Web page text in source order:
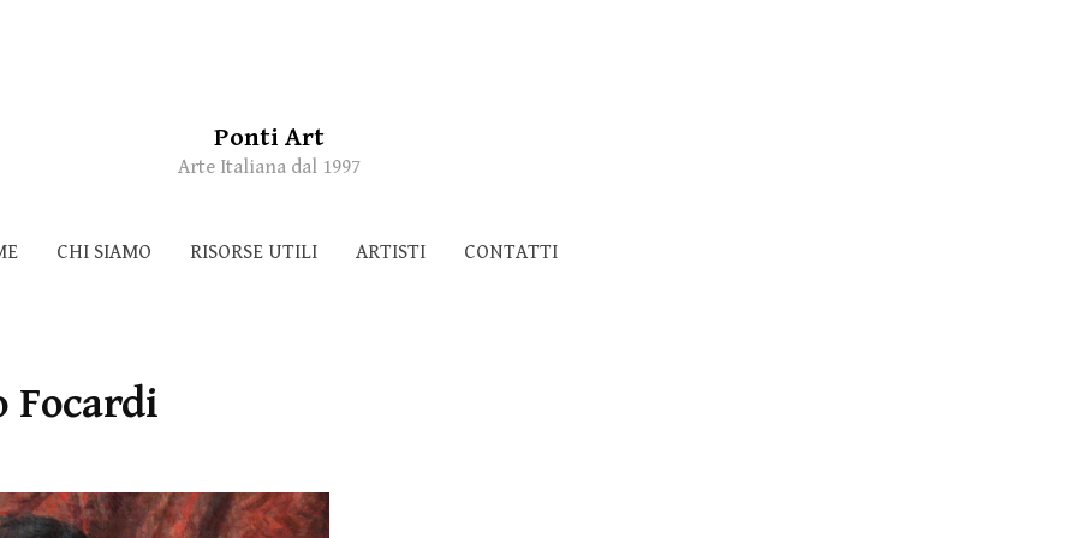
Ponti Art
Arte Italiana dal 1997
CHI SIAMO RISORSE UTILI ARTISTI CONTATTI
Focardi